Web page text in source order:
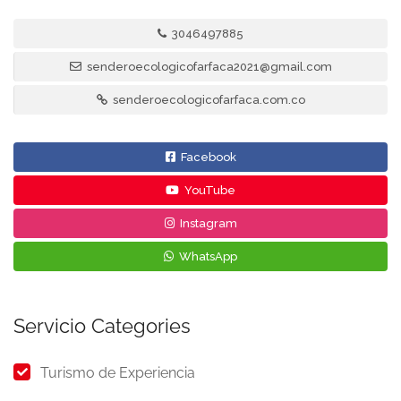
3046497885
senderoecologicofarfaca2021@gmail.com
senderoecologicofarfaca.com.co
Facebook
YouTube
Instagram
WhatsApp
Servicio Categories
Turismo de Experiencia